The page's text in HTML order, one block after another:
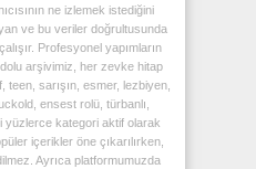
ne izlemek istediğini
ve bu veriler doğrultusunda
Profesyonel yapımların
arşivimiz, her zevke hitap
sarışın, esmer, lezbiyen,
ensest rolü, türbanlı,
yüzlerce kategori aktif olarak
içerikler öne çıkarılırken,
Ayrıca platformumuzda